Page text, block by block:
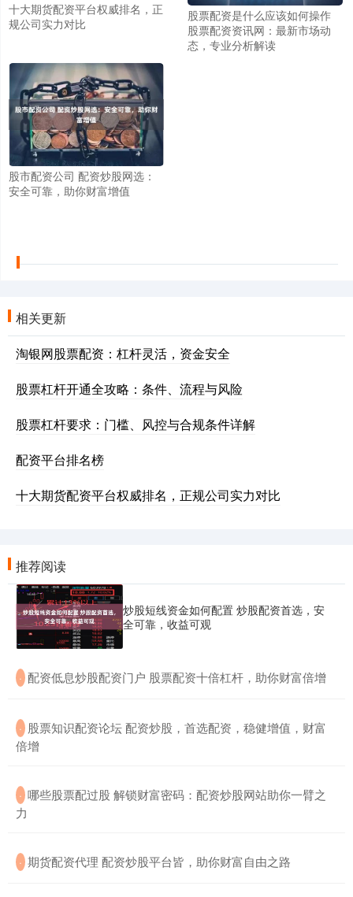
十大期货配资平台权威排名，正
规公司实力对比
股票配资是什么应该如何操作
股票配资资讯网：最新市场动
态，专业分析解读
股市配资公司 配资炒股网选：
安全可靠，助你财富增值
相关更新
淘银网股票配资：杠杆灵活，资金安全
股票杠杆开通全攻略：条件、流程与风险
股票杠杆要求：门槛、风控与合规条件详解
配资平台排名榜
十大期货配资平台权威排名，正规公司实力对比
推荐阅读
炒股短线资金如何配置 炒股配资首选，安
全可靠，收益可观
· ​配资低息炒股配资门户 股票配资十倍杠杆，助你财富倍增
· ​股票知识配资论坛 配资炒股，首选配资，稳健增值，财富
倍增
· ​哪些股票配过股 解锁财富密码：配资炒股网站助你一臂之
力
· ​期货配资代理 配资炒股平台皆，助你财富自由之路